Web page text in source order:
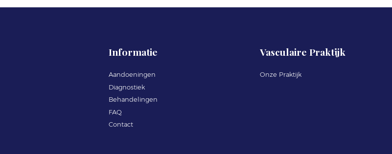
Informatie
Aandoeningen
Diagnostiek
Behandelingen
FAQ
Contact
Vasculaire Praktijk
Onze Praktijk